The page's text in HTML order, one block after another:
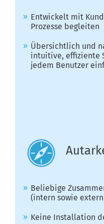
Entwickelt mit
Prozesse begleiten
Übersichtlich und
intuitive, effiziente
jedem Benutzer
Beliebige
(intern sowie
Keine Installation